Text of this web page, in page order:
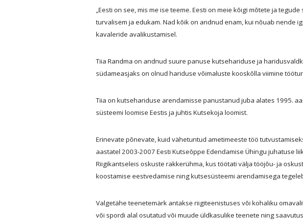
„Eesti on see, mis me ise teeme. Eesti on meie kõigi mõtete ja
turvalisem ja edukam. Nad kõik on andnud enam, kui nõuab nende
kavaleride avalikustamisel.
Tiia Randma on andnud suure panuse kutsehariduse ja
südameasjaks on olnud hariduse võimaluste kooskõlla viimine
Tiia on kutsehariduse arendamisse panustanud juba alates 1995.
süsteemi loomise Eestis ja juhtis Kutsekoja loomist.
Erinevate põnevate, kuid vähetuntud ametimeeste töö
aastatel 2003-2007 Eesti Kutseõppe Edendamise Ühingu juhatuse
Riigikantseleis oskuste rakkerühma, kus töötati välja tööjõu- ja
koostamise eestvedamise ning kutsesüsteemi arendamisega
Valgetähe teenetemärk antakse riigiteenistuses või kohaliku
või spordi alal osutatud või muude üldkasulike teenete ning